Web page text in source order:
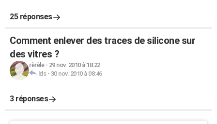
25 réponses
Comment enlever des traces de silicone sur
des vitres ?
rèrèle- 29 nov. 2010 à 18:22
lds- 30 nov. 2010 à 08:46
3 réponses